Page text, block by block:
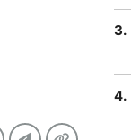
3.
4.